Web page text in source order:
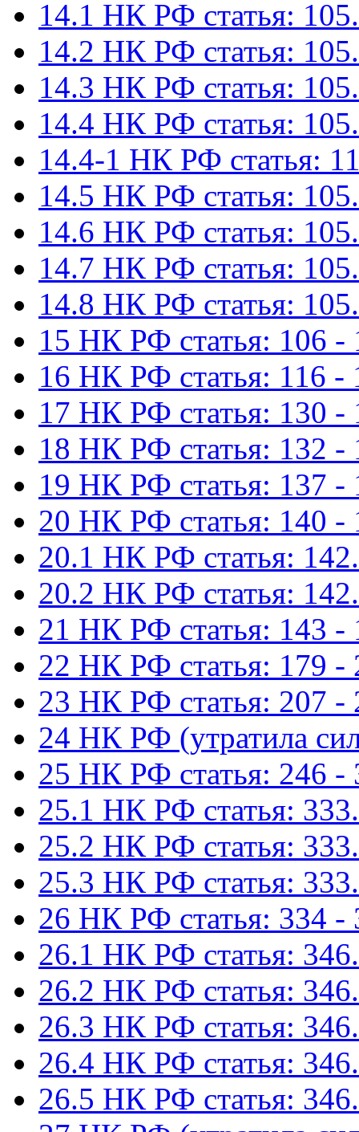
14.1 НК РФ статья:
14.2 НК РФ статья:
14.3 НК РФ статья:
14.4 НК РФ статья:
14.4-1 НК РФ статья:
14.5 НК РФ статья:
14.6 НК РФ статья:
14.7 НК РФ статья:
14.8 НК РФ статья:
15 НК РФ статья: 106 -
16 НК РФ статья: 116 -
17 НК РФ статья: 130 -
18 НК РФ статья: 132 -
19 НК РФ статья: 137 -
20 НК РФ статья: 140 -
20.1 НК РФ статья:
20.2 НК РФ статья:
21 НК РФ статья: 143 -
22 НК РФ статья: 179 -
23 НК РФ статья: 207 -
24 НК РФ (утратила
25 НК РФ статья: 246 -
25.1 НК РФ статья:
25.2 НК РФ статья:
25.3 НК РФ статья:
26 НК РФ статья: 334 -
26.1 НК РФ статья:
26.2 НК РФ статья:
26.3 НК РФ статья:
26.4 НК РФ статья:
26.5 НК РФ статья: